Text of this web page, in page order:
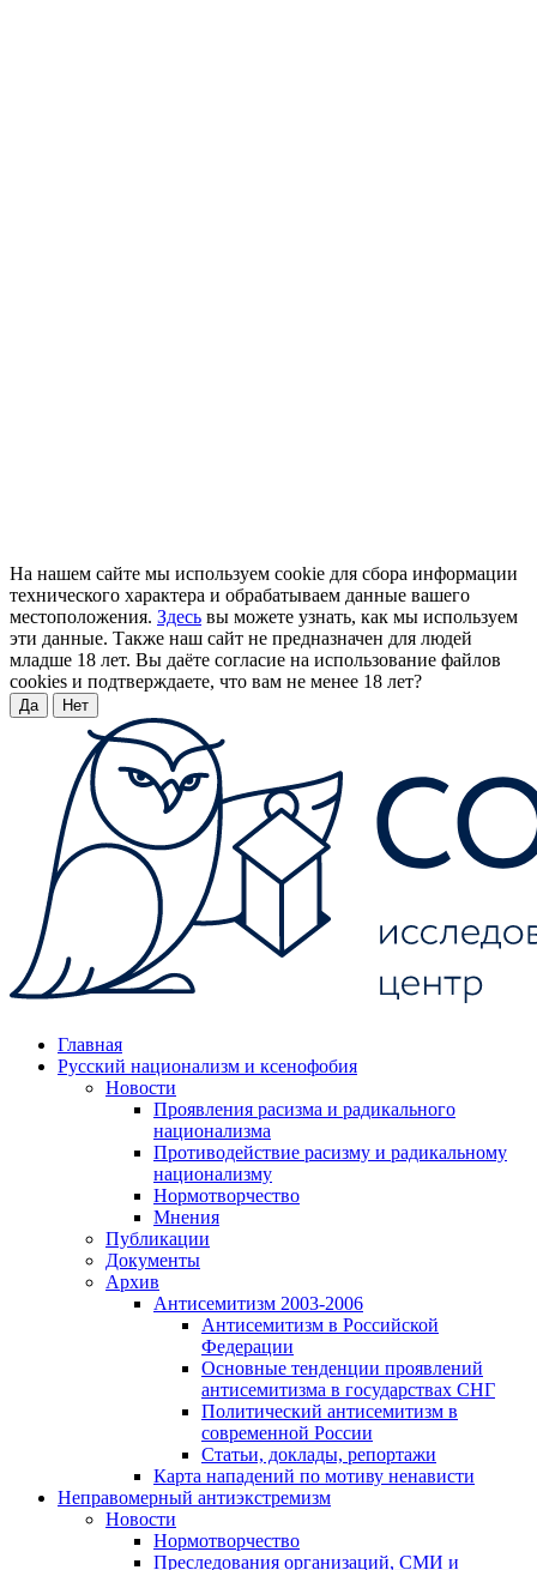
На нашем сайте мы используем cookie для сбора информации
технического характера и обрабатываем данные вашего
местоположения. Здесь вы можете узнать, как мы используем
эти данные. Также наш сайт не предназначен для людей
младше 18 лет. Вы даёте согласие на использование файлов
cookies и подтверждаете, что вам не менее 18 лет?
Да Нет
Главная
Русский национализм и ксенофобия
Новости
Проявления расизма и радикального
национализма
Противодействие расизму и радикальному
национализму
Нормотворчество
Мнения
Публикации
Документы
Архив
Антисемитизм 2003-2006
Антисемитизм в Российской
Федерации
Основные тенденции проявлений
антисемитизма в государствах СНГ
Политический антисемитизм в
современной России
Статьи, доклады, репортажи
Карта нападений по мотиву ненависти
Неправомерный антиэкстремизм
Новости
Нормотворчество
Преследования организаций, СМИ и